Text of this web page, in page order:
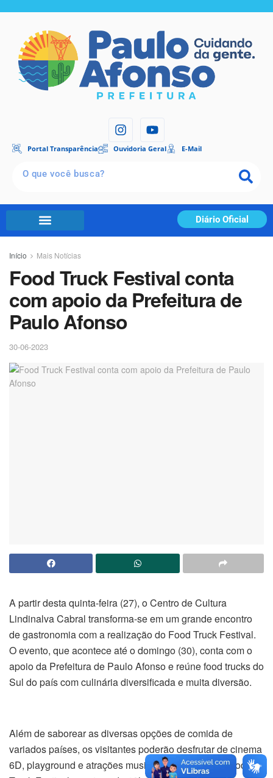
Portal Transparência Ouvidoria Geral E-Mail
Diário Oficial
Início Mais Notícias
Food Truck Festival conta
com apoio da Prefeitura de
Paulo Afonso
30-06-2023
A partir desta quinta-feira (27), o Centro de Cultura
Lindinalva Cabral transforma-se em um grande encontro
de gastronomia com a realização do Food Truck Festival.
O evento, que acontece até o domingo (30), conta com o
apoio da Prefeitura de Paulo Afonso e reúne food trucks do
Sul do país com culinária diversificada e muita diversão.
Além de saborear as diversas opções de comida de
variados países, os visitantes poderão desfrutar de cinema
6D, playground e atrações musicais da cidade. O Food